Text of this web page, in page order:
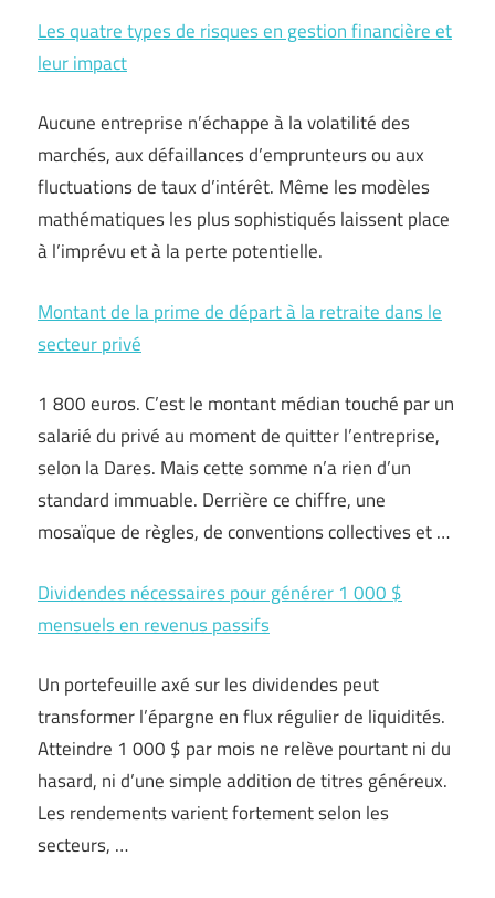
Les quatre types de risques en gestion financière et
leur impact
Aucune entreprise n’échappe à la volatilité des
marchés, aux défaillances d’emprunteurs ou aux
fluctuations de taux d’intérêt. Même les modèles
mathématiques les plus sophistiqués laissent place
à l’imprévu et à la perte potentielle.
Montant de la prime de départ à la retraite dans le
secteur privé
1 800 euros. C’est le montant médian touché par un
salarié du privé au moment de quitter l’entreprise,
selon la Dares. Mais cette somme n’a rien d’un
standard immuable. Derrière ce chiffre, une
mosaïque de règles, de conventions collectives et …
Dividendes nécessaires pour générer 1 000 $
mensuels en revenus passifs
Un portefeuille axé sur les dividendes peut
transformer l’épargne en flux régulier de liquidités.
Atteindre 1 000 $ par mois ne relève pourtant ni du
hasard, ni d’une simple addition de titres généreux.
Les rendements varient fortement selon les
secteurs, …